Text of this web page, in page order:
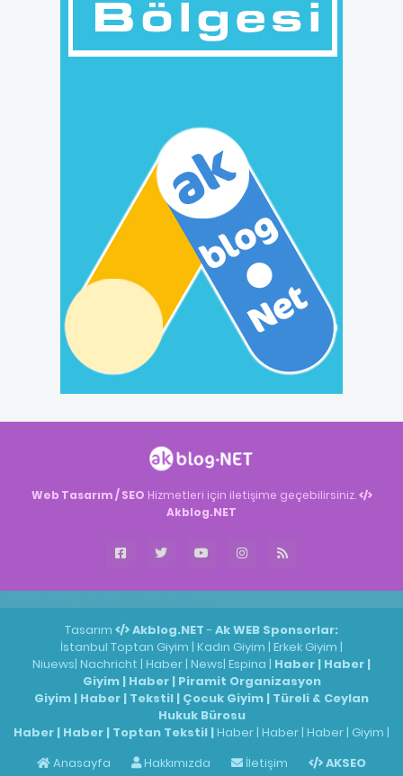
Web Tasarım / SEO Hizmetleri için iletişime geçebilirsiniz.
Akblog.NET
Tasarım Akblog.NET - Ak WEB Sponsorlar:
İstanbul Toptan Giyim | Kadın Giyim | Erkek Giyim |
Niuews| Nachricht | Haber | News| Espina | Haber | Haber |
Giyim| Haber| Piramit Organizasyon
Giyim | Haber | Tekstil | Çocuk Giyim | Türeli & Ceylan
Hukuk Bürosu
Haber | Haber | Toptan Tekstil | Haber | Haber | Haber | Giyim |
Anasayfa
Hakkımızda İletişim AKSEO